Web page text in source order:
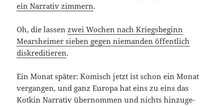
ein Nar­ra­tiv zim­mern.
Oh, die las­senzwei Wochen nach Kriegs­be­ginn
Mear­s­hei­mer sie­ben gegen nie­man­den öffent­lich
dis­kre­di­tie­ren.
Ein Monat spä­ter: Komisch jetzt ist schon ein Monat
ver­gan­gen, und ganz Euro­pa hat eins zu eins das
Kot­kin Nar­ra­tiv über­nom­men und nichts hin­zu­ge­